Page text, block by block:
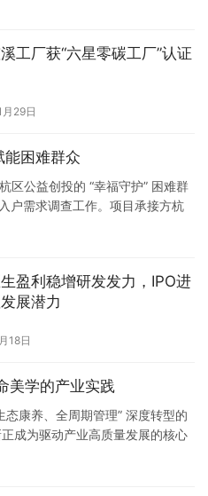
，与新时代浙江青年企业家的创
青年的使命在于以行动回应时代命
工厂获“六星零碳工厂”认证
29日
能困难群众
区公益创投的 “幸福守护” 困难群
户需求调查工作。项目承接方杭
通、心贴心交流，全面摸清需
施方案要求，聚焦余杭区在册…
盈利稳增研发发力，IPO进
展潜力
18日
生命美学的产业实践
康养、全周期管理” 深度转型的
成为驱动产业高质量发展的核心
团以硬核科技为基石深耕细作,大